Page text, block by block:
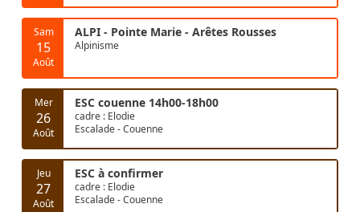
Sam
15
Août
ALPI - Pointe Marie - Arêtes Rousses
Alpinisme
Mer
26
Août
ESC couenne 14h00-18h00
cadre : Elodie
Escalade - Couenne
Jeu
27
Août
ESC à confirmer
cadre : Elodie
Escalade - Couenne